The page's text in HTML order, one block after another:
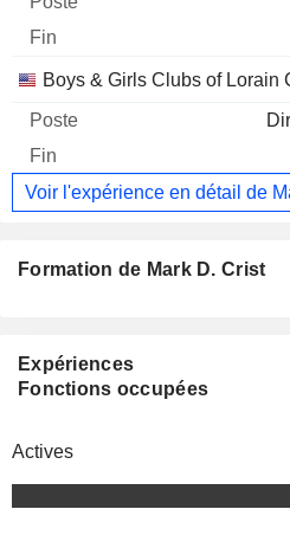
Boys & Girls Clubs of Lorain
Voir l'expérience en détail de
Formation de Mark D. Crist
Expériences
Fonctions occupées
Actives